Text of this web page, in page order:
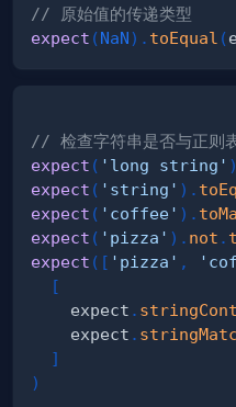
// 原始值的传递类型
expect (NaN) . toEqual (
// 检查字符串是否与正则表
expect ( 'long string' )
expect ( 'string' ) .
expect ( 'coffee' ) .
expect ( 'pizza' ) . not .
expect ( [ 'pizza' ,
[
    expect
.
    expect
.
]
)